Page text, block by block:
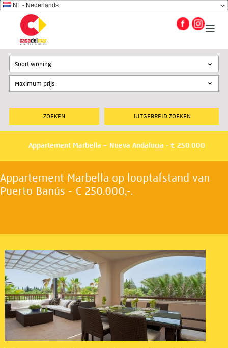
NL - Nederlands
UITGEBREID ZOEKEN
Soort woning
Appartement Marbella – Nueva Andalucia - € 250.000
Appartement Marbella op looptafstand van
Puerto Banús - € 250.000,-.